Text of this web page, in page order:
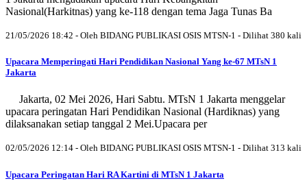
Nasional(Harkitnas) yang ke-118 dengan tema Jaga Tunas Ba
21/05/2026 18:42 - Oleh BIDANG PUBLIKASI OSIS MTSN-1 - Dilihat 380 kali
Upacara Memperingati Hari Pendidikan Nasional Yang ke-67 MTsN 1
Jakarta
Jakarta, 02 Mei 2026, Hari Sabtu. MTsN 1 Jakarta menggelar
upacara peringatan Hari Pendidikan Nasional (Hardiknas) yang
dilaksanakan setiap tanggal 2 Mei.Upacara per
02/05/2026 12:14 - Oleh BIDANG PUBLIKASI OSIS MTSN-1 - Dilihat 313 kali
Upacara Peringatan Hari RA Kartini di MTsN 1 Jakarta